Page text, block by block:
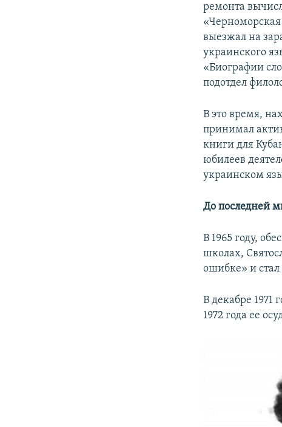
ремонта
выезжал на
украинского
«Биографии
подотдел
В это время,
принимал
книги для
юбилеев
украинском
До последней
В 1965 году,
школах,
ошибке» и стал
В декабре 1971
1972 года ее